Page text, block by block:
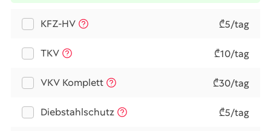
KFZ-HV ₾5/tag
TKV ₾10/tag
VKV Komplett ₾30/tag
Diebstahlschutz ₾5/tag